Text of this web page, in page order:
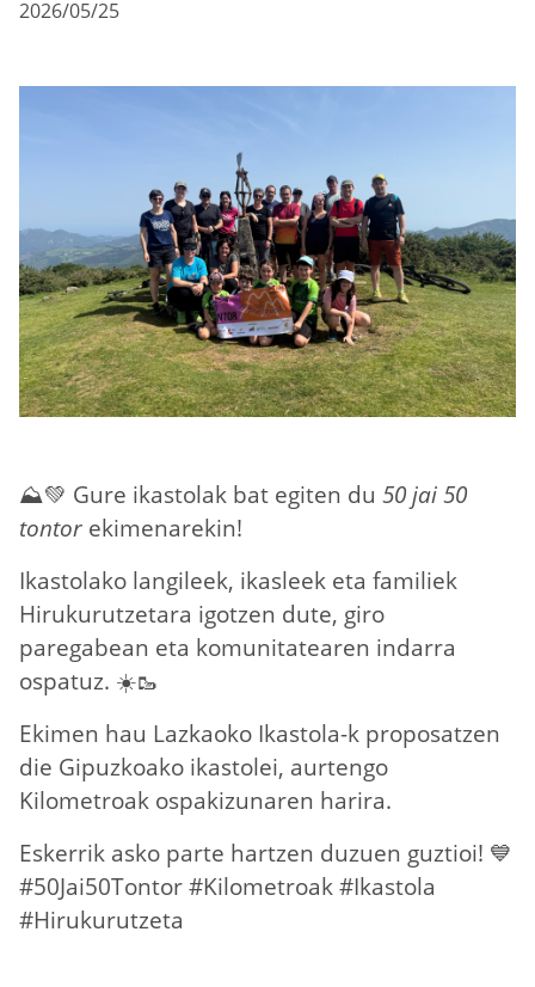
2026/05/25
⛰️💚 Gure ikastolak bat egiten du50 jai 50
tontor ekimenarekin!
Ikastolako langileek, ikasleek eta familiek
Hirukurutzetara igotzen dute, giro
paregabean eta komunitatearen indarra
ospatuz. ☀️🥾
Ekimen hau Lazkaoko Ikastola-k proposatzen
die Gipuzkoako ikastolei, aurtengo
Kilometroak ospakizunaren harira.
Eskerrik asko parte hartzen duzuen guztioi! 💙
#50Jai50Tontor #Kilometroak #Ikastola
#Hirukurutzeta